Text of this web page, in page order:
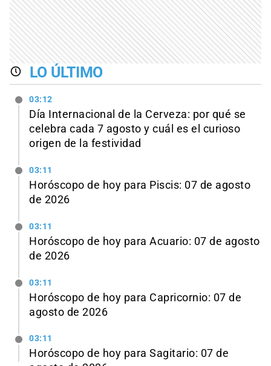
LO ÚLTIMO
03:12
Día Internacional de la Cerveza: por qué se
celebra cada 7 agosto y cuál es el curioso
origen de la festividad
03:11
Horóscopo de hoy para Piscis: 07 de agosto
de 2026
03:11
Horóscopo de hoy para Acuario: 07 de agosto
de 2026
03:11
Horóscopo de hoy para Capricornio: 07 de
agosto de 2026
03:11
Horóscopo de hoy para Sagitario: 07 de